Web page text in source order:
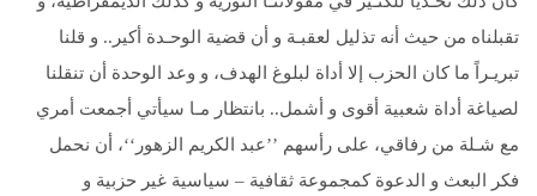
تقبلناه من حيث أنه تذليل لعقبـة و أن قضية الوحـدة أكير.. و قلنا
تبريـراً ما كان الحزب إلا أداة لبلوغ الهدف، و وعد الوحدة أن تنقلنا
لصياغة أداة شعبية أقوى و أشمل.. بانتظار مـا سيأتي أجمعت أمري
مع شـلة من رفاقي، على رأسهم ’’عبد الكريم الزهور‘‘، أن نحمل
فكر البعث و الدعوة كمجموعة ثقافية – سياسية غير حزبية و